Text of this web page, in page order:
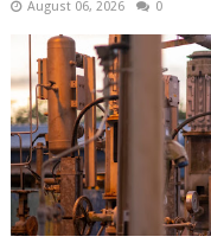
August 06, 2026 0